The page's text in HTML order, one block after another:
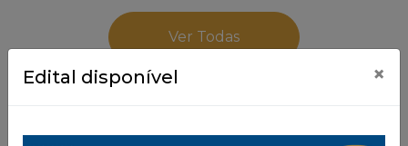
Ver Todas
Edital disponível ×